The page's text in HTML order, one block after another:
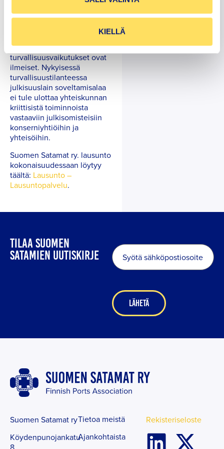
KIELLÄ
perusteella ole
yksiselitteisesti turvattavissa.
laajentamisen
turvallisuusvaikutukset ovat
ilmeiset. Nykyisessä
turvallisuustilanteessa
julkisuuslain soveltamisalaa
ei tule ulottaa yhteiskunnan
kriittisistä toiminnoista
vastaaviin julkisomisteisiin
konserniyhtiöihin ja
yhteisöihin.
Suomen Satamat ry. lausunto
kokonaisuudessaan löytyy
täältä: Lausunto –
Lausuntopalvelu.
TILAA SUOMEN
SATAMIEN UUTISKIRJE
Sähköposti*
Suomen Satamat ry
Köydenpunojankatu
Tietoa meistä
Ajankohtaista
Rekisteriseloste